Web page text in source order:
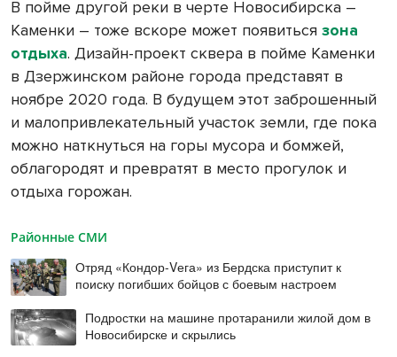
В пойме другой реки в черте Новосибирска –
Каменки – тоже вскоре может появиться зона
отдыха. Дизайн-проект сквера в пойме Каменки
в Дзержинском районе города представят в
ноябре 2020 года. В будущем этот заброшенный
и малопривлекательный участок земли, где пока
можно наткнуться на горы мусора и бомжей,
облагородят и превратят в место прогулок и
отдыха горожан.
Районные СМИ
Отряд «Кондор-Vега» из Бердска приступит к
поиску погибших бойцов с боевым настроем
Подростки на машине протаранили жилой дом в
Новосибирске и скрылись